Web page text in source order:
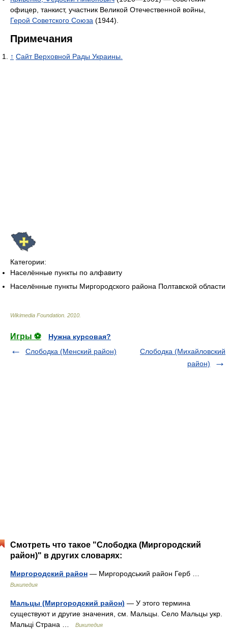
офицер, танкист, участник Великой Отечественной войны,
Герой Советского Союза (1944).
Примечания
↑ Сайт Верховной Рады Украины.
Категории:
Населённые пункты по алфавиту
Населённые пункты Миргородского района Полтавской области
Wikimedia Foundation 2010
Игры ⚽
Нужна курсовая?
Слободка (Менский район)
Слободка (Михайловский
район)
Смотреть что такое "Слободка (Миргородский
район)" в других словарях:
Миргородский район — Миргородський район Герб …
Википедия
Мальцы (Миргородский район) — У этого термина
существуют и другие значения, см. Мальцы. Село Мальцы укр.
Мальці Страна …
Википедия